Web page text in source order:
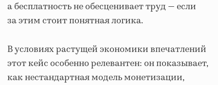
а бесплатность не обесценивает труд — если
за этим стоит понятная логика.
В условиях растущей экономики впечатлений
этот кейс особенно релевантен: он показывает,
как нестандартная модель монетизации,